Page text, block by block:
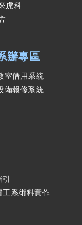
虎科
辦專區
室借用系統
備報修系統
引
工系術科實作